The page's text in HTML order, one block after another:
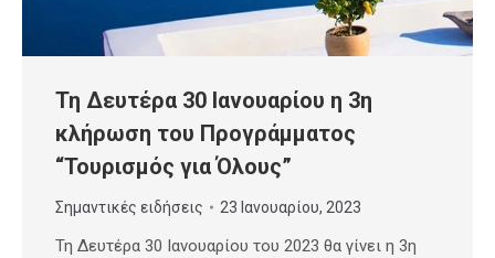
Τη Δευτέρα 30 Ιανουαρίου η 3η
κλήρωση του Προγράμματος
“Τουρισμός για Όλους”
Σημαντικές ειδήσεις 23 Ιανουαρίου, 2023
Τη Δευτέρα 30 Ιανουαρίου του 2023 θα γίνει η 3η